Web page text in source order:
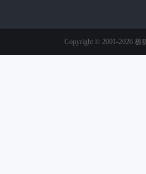
Copyright © 2001-2026 极